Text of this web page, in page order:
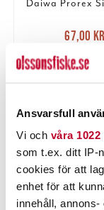
Ansvarsfull
Vi och våra
som t.ex. ditt IP-
cookies för att
enhet för att
innehåll,
Daiwa Prorex
Nuvarande
67,00 kr
85,00 kr
67,00 kr
5 ST